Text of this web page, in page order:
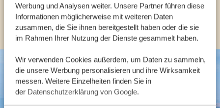
Werbung und Analysen weiter. Unsere Partner führen diese
Informationen möglicherweise mit weiteren Daten
zusammen, die Sie ihnen bereitgestellt haben oder die sie
im Rahmen Ihrer Nutzung der Dienste gesammelt haben.
Wir verwenden Cookies außerdem, um Daten zu sammeln,
die unsere Werbung personalisieren und ihre Wirksamkeit
messen. Weitere Einzelheiten finden Sie in
der Datenschutzerklärung von Google.
ANDERE LÄNDER